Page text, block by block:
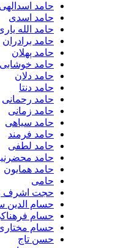
حامد اسدالهی
حامد اسدی
حامد الله یاری
حامد برادران
حامد پهلان
حامد خوشابی
حامد دلان
حامد دنتا
حامد رحمانی
حامد زمانی
حامد سیاهی
حامد فرمند
حامد لطفی
حامد محضرنیا
حامد همایون
حجت اشرف زاده
حسام الدین سراج
حسام فرهناکی
حسام مختاری
حسن تاج